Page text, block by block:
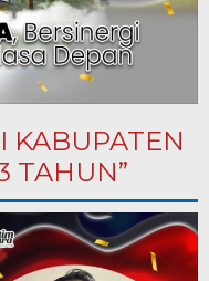
KABUPATEN
TAHUN”